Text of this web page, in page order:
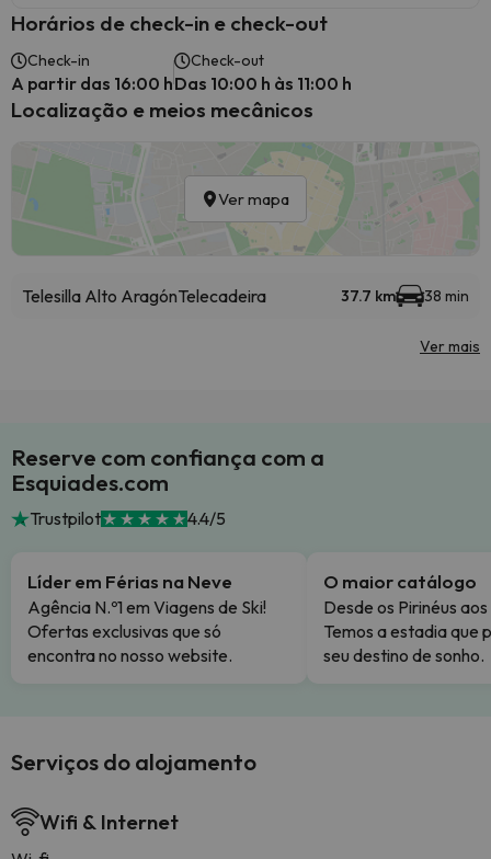
Horários de check-in e check-out
Check-in
A partir das 16:00 h
Check-out
Das 10:00 h às 11:00 h
Localização e meios mecânicos
Ver mapa
Telesilla Alto AragónTelecadeira 37.7 km 38 min
Ver mais
Reserve com confiança com a
Esquiades.com
Trustpilot 4.4/5
Líder em Férias na Neve
Agência N.º1 em Viagens de Ski!
Ofertas exclusivas que só
encontra no nosso website.
O maior catálogo
Desde os Pirinéus
Temos a estadia que
seu destino de sonho.
Serviços do alojamento
Wifi & Internet